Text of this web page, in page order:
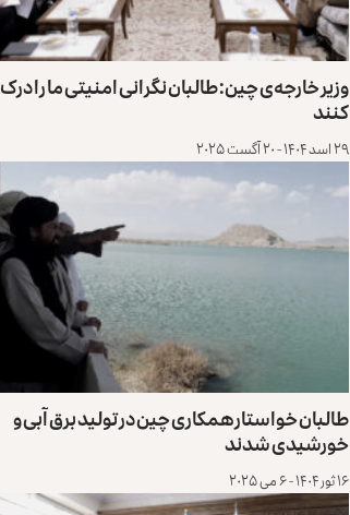
وزیر خارجه‌ی چین: طالبان نگرانی امنیتی ما را درک
کنند
۲۹ اسد ۱۴۰۴ - ۲۰ آگست ۲۰۲۵
طالبان خواستار همکاری چین در تولید برق آبی و
خورشیدی شدند
۱۶ ثور ۱۴۰۴ - ۶ می ۲۰۲۵